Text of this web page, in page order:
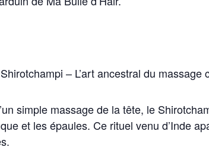
– L’art ancestral du massage
simple massage de la tête, le
et les épaules. Ce rituel venu d’Inde